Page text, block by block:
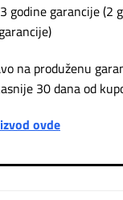
3 godine garancije (2
na produženu
30 dana od
ovde